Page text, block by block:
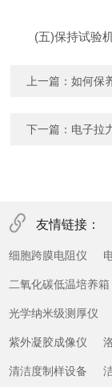
(五)保持试验机
上一篇：如何保
下一篇： 电子拉
友情链接：
细胞跨膜电阻仪
二氧化碳低温培养箱
光学纳米级测厚仪
紫外凝胶成像仪
清洁度制样设备